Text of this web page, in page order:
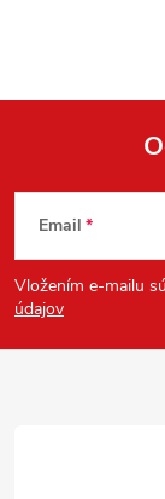
u
Z
á
p
Email
Vložením e-mailu
údajov